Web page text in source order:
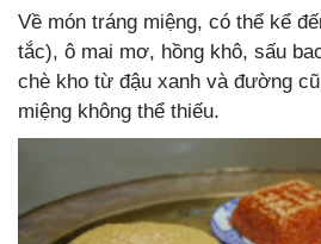
Về món tráng miệng, có thể kể
tắc), ô mai mơ, hồng khô, sấu
chè kho từ đậu xanh và đường
miệng không thể thiếu.